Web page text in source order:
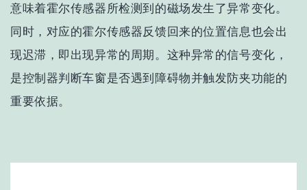
意味着霍尔传感器所检测到的磁场发生了异常变化。
同时，对应的霍尔传感器反馈回来的位置信息也会出
现迟滞，即出现异常的周期。这种异常的信号变化，
是控制器判断车窗是否遇到障碍物并触发防夹功能的
重要依据。